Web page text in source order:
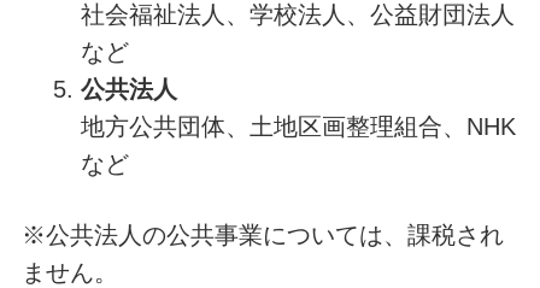
社会福祉法人、学校法人、公益財団法人
など
公共法人
地方公共団体、土地区画整理組合、NHK
など
※公共法人の公共事業については、課税され
ません。